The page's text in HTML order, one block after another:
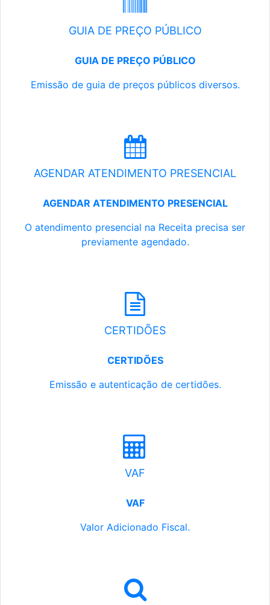
GUIA DE PREÇO PÚBLICO
GUIA DE PREÇO PÚBLICO
Emissão de guia de preços públicos diversos.
AGENDAR ATENDIMENTO PRESENCIAL
AGENDAR ATENDIMENTO PRESENCIAL
O atendimento presencial na Receita precisa ser
previamente agendado.
CERTIDÕES
CERTIDÕES
Emissão e autenticação de certidões.
VAF
VAF
Valor Adicionado Fiscal.